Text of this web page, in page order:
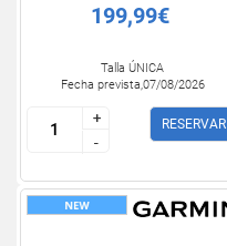
199,99€
Talla ÚNICA
Fecha prevista,07/08/2026
+
-
+
-
RESERVAR